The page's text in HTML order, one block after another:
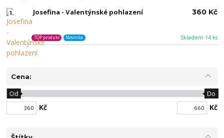
1. Josefina - Valentýnské pohlazení
Skladem 14 ks
TOP produkt Novinka
360 Kč
Cena:
Kč
Od Do
Kč